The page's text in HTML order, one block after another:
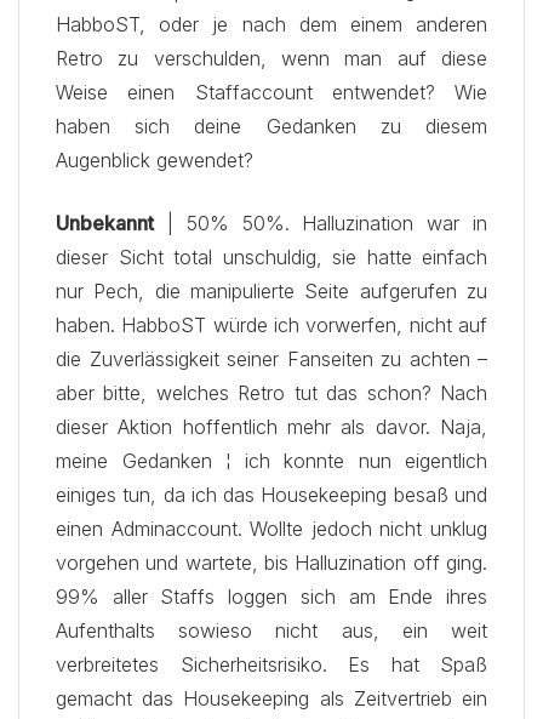
HabboST, oder je nach dem einem anderen
Retro zu verschulden, wenn man auf diese
Weise einen Staffaccount entwendet? Wie
haben sich deine Gedanken zu diesem
Augenblick gewendet?
Unbekannt| 50% 50%. Halluzination war in
dieser Sicht total unschuldig, sie hatte einfach
nur Pech, die manipulierte Seite aufgerufen zu
haben. HabboST würde ich vorwerfen, nicht auf
die Zuverlässigkeit seiner Fanseiten zu achten –
aber bitte, welches Retro tut das schon? Nach
dieser Aktion hoffentlich mehr als davor. Naja,
meine Gedanken ¦ ich konnte nun eigentlich
einiges tun, da ich das Housekeeping besaß und
einen Adminaccount. Wollte jedoch nicht unklug
vorgehen und wartete, bis Halluzination off ging.
99% aller Staffs loggen sich am Ende ihres
Aufenthalts sowieso nicht aus, ein weit
verbreitetes Sicherheitsrisiko. Es hat Spaß
gemacht das Housekeeping als Zeitvertrieb ein